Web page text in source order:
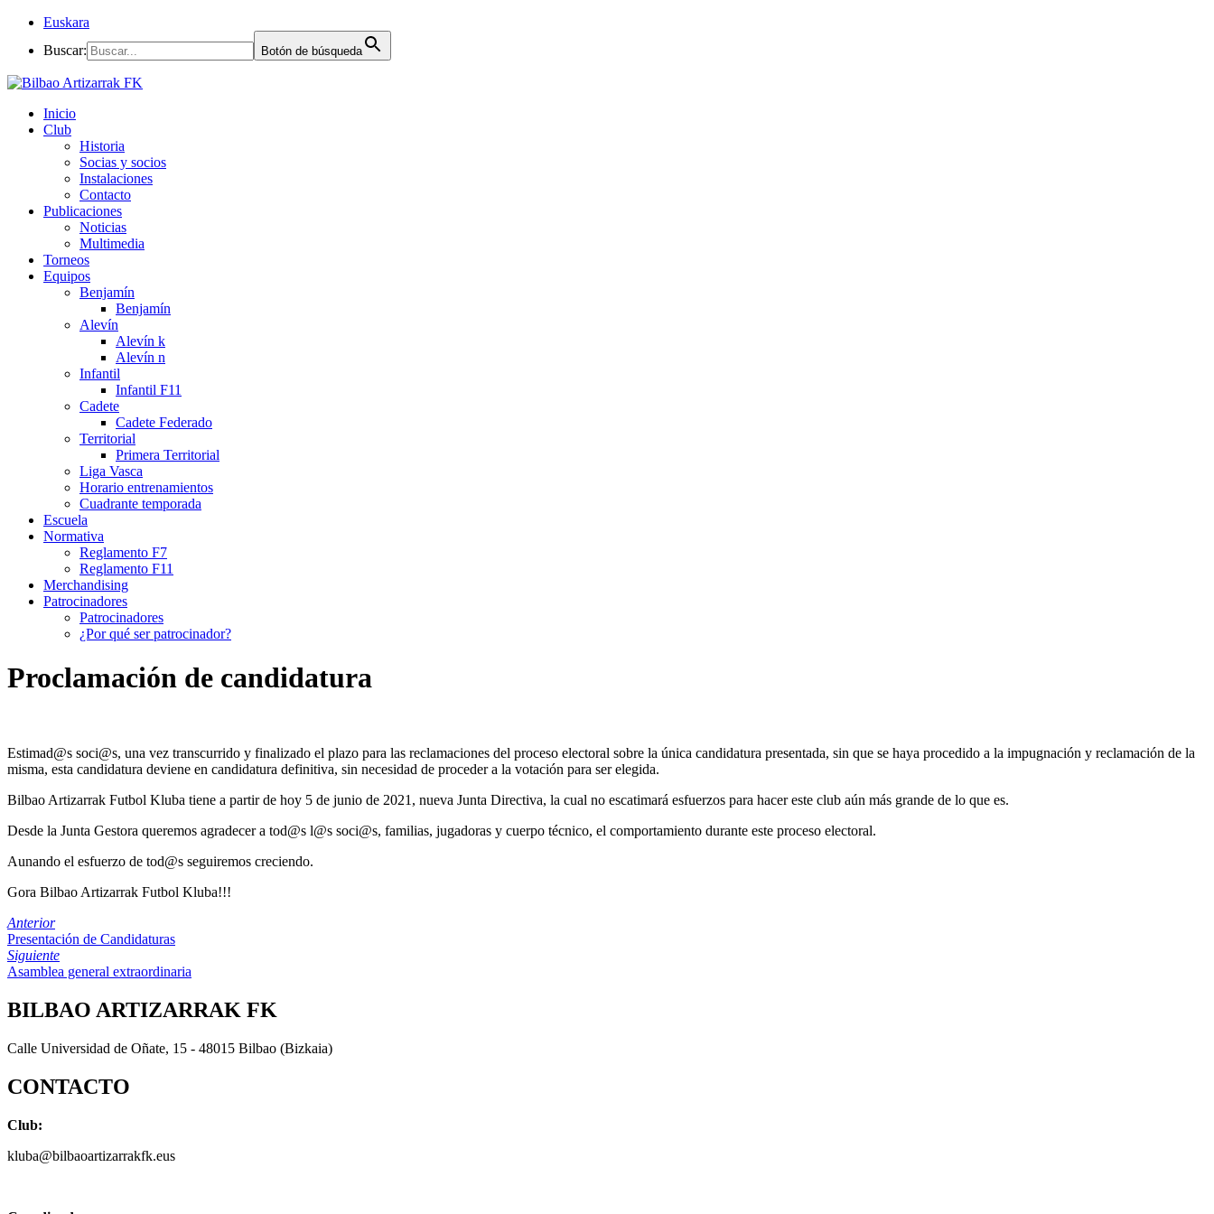
Euskara
Buscar:
Botón de búsqueda
Inicio
Club
Historia
Socias y socios
Instalaciones
Contacto
Publicaciones
Noticias
Multimedia
Torneos
Equipos
Benjamín
Benjamín
Alevín
Alevín k
Alevín n
Infantil
Infantil F11
Cadete
Cadete Federado
Territorial
Primera Territorial
Liga Vasca
Horario entrenamientos
Cuadrante temporada
Escuela
Normativa
Reglamento F7
Reglamento F11
Merchandising
Patrocinadores
Patrocinadores
¿Por qué ser patrocinador?
Proclamación de candidatura
Estimad@s soci@s, una vez transcurrido y finalizado el plazo para las reclamaciones del proceso electoral sobre la única candidatura presentada, sin que se haya procedido a la impugnación y reclamación de la
misma, esta candidatura deviene en candidatura definitiva, sin necesidad de proceder a la votación para ser elegida.
Bilbao Artizarrak Futbol Kluba tiene a partir de hoy 5 de junio de 2021, nueva Junta Directiva, la cual no escatimará esfuerzos para hacer este club aún más grande de lo que es.
Desde la Junta Gestora queremos agradecer a tod@s l@s soci@s, familias, jugadoras y cuerpo técnico, el comportamiento durante este proceso electoral.
Aunando el esfuerzo de tod@s seguiremos creciendo.
Gora Bilbao Artizarrak Futbol Kluba!!!
Anterior
Presentación de Candidaturas
Siguiente
Asamblea general extraordinaria
BILBAO ARTIZARRAK FK
Calle Universidad de Oñate, 15 - 48015 Bilbao (Bizkaia)
CONTACTO
Club:
kluba@bilbaoartizarrakfk.eus